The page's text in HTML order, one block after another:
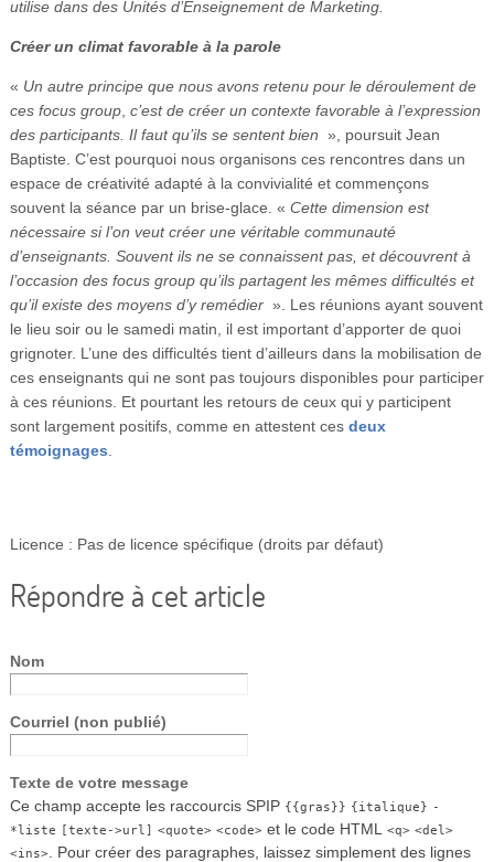
utilise dans des Unités d’Enseignement de Marketing.
Créer un climat favorable à la parole
« Un autre principe que nous avons retenu pour le déroulement de
ces focus group, c’est de créer un contexte favorable à l’expression
des participants. Il faut qu’ils se sentent bien », poursuit Jean
Baptiste. C’est pourquoi nous organisons ces rencontres dans un
espace de créativité adapté à la convivialité et commençons
souvent la séance par un brise-glace. « Cette dimension est
nécessaire si l’on veut créer une véritable communauté
d’enseignants. Souvent ils ne se connaissent pas, et découvrent à
l’occasion des focus group qu’ils partagent les mêmes difficultés et
qu’il existe des moyens d’y remédier ». Les réunions ayant souvent
le lieu soir ou le samedi matin, il est important d’apporter de quoi
grignoter. L’une des difficultés tient d’ailleurs dans la mobilisation de
ces enseignants qui ne sont pas toujours disponibles pour participer
à ces réunions. Et pourtant les retours de ceux qui y participent
sont largement positifs, comme en attestent ces deux
témoignages
Licence : Pas de licence spécifique (droits par défaut)
Répondre à cet article
Nom
Courriel (non publié)
Texte de votre message
Ce champ accepte les raccourcis SPIP {{gras}} {italique} -
*liste [texte->url] <quote> <code>et le code HTML <q> <del>
<ins>. Pour créer des paragraphes, laissez simplement des lignes